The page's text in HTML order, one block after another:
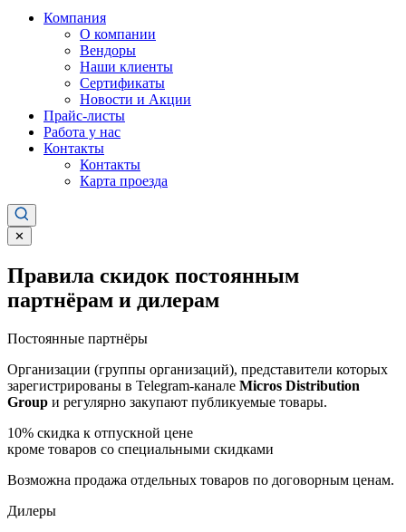
Компания
О компании
Вендоры
Наши клиенты
Сертификаты
Новости и Акции
Прайс-листы
Работа у нас
Контакты
Контакты
Карта проезда
✕
Правила скидок постоянным
партнёрам и дилерам
Постоянные партнёры
Организации (группы организаций), представители которых
зарегистрированы в Telegram-канале Micros Distribution
Group и регулярно закупают публикуемые товары.
10% скидка к отпускной цене
кроме товаров со специальными скидками
Возможна продажа отдельных товаров по договорным ценам.
Дилеры